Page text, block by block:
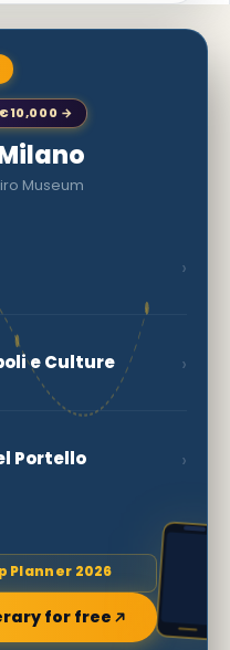
€10,000 →
Museum
›
e Culture ›
Portello ›
Planner 2026
for free